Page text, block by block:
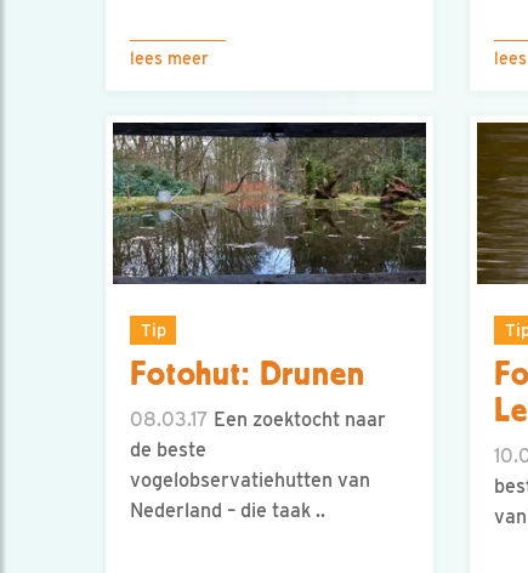
lees meer
Tip
Fotohut: Drunen
08.03.17 Een zoektocht naar
de beste
vogelobservatiehutten van
Nederland – die taak ..